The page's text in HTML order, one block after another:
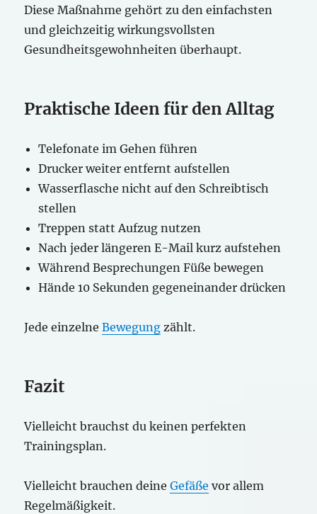
Diese Maßnahme gehört zu den einfachsten
und gleichzeitig wirkungsvollsten
Gesundheitsgewohnheiten überhaupt.
Praktische Ideen für den Alltag
Telefonate im Gehen führen
Drucker weiter entfernt aufstellen
Wasserflasche nicht auf den Schreibtisch
stellen
Treppen statt Aufzug nutzen
Nach jeder längeren E-Mail kurz aufstehen
Während Besprechungen Füße bewegen
Hände 10 Sekunden gegeneinander drücken
Jede einzelneBewegung zählt.
Fazit
Vielleicht brauchst du keinen perfekten
Trainingsplan.
Vielleicht brauchen deineGefäße vor allem
Regelmäßigkeit.